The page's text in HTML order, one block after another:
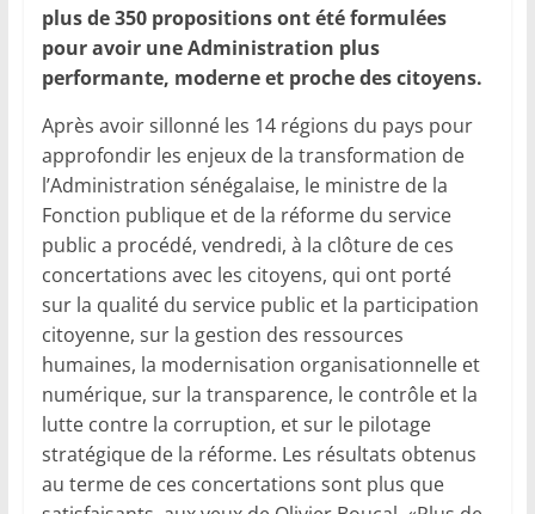
plus de 350 propositions ont été formulées
pour avoir une Administration plus
performante, moderne et proche des citoyens.
Après avoir sillonné les 14 régions du pays pour
approfondir les enjeux de la transformation de
l’Administration sénégalaise, le ministre de la
Fonction publique et de la réforme du service
public a procédé, vendredi, à la clôture de ces
concertations avec les citoyens, qui ont porté
sur la qualité du service public et la participation
citoyenne, sur la gestion des ressources
humaines, la modernisation organisationnelle et
numérique, sur la transparence, le contrôle et la
lutte contre la corruption, et sur le pilotage
stratégique de la réforme. Les résultats obtenus
au terme de ces concertations sont plus que